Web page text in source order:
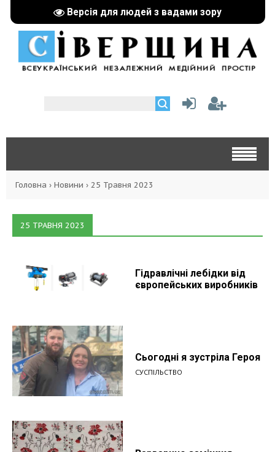
Версія для людей з вадами зору
Головна › Новини › 25 Травня 2023
25 ТРАВНЯ 2023
Гідравлічні лебідки від
європейських виробників
Сьогодні я зустріла Героя
СУСПІЛЬСТВО